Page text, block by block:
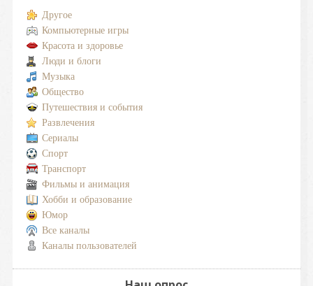
Другое
Компьютерные игры
Красота и здоровье
Люди и блоги
Музыка
Общество
Путешествия и события
Развлечения
Сериалы
Спорт
Транспорт
Фильмы и анимация
Хобби и образование
Юмор
Все каналы
Каналы пользователей